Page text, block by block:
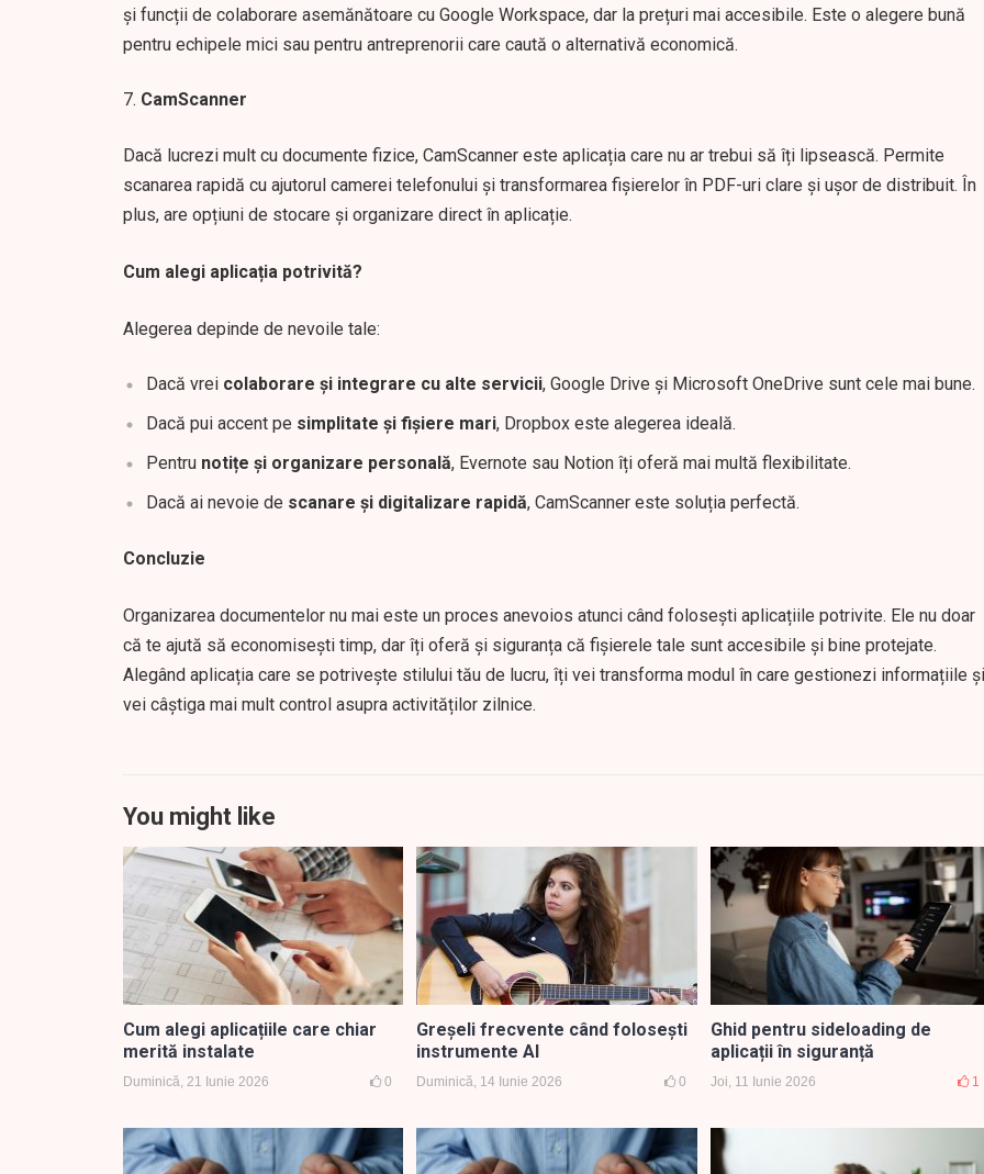
și funcții de colaborare asemănătoare cu Google Workspace, dar la prețuri mai accesibile. Este o alegere bună
pentru echipele mici sau pentru antreprenorii care caută o alternativă economică.
CamScanner
Dacă lucrezi mult cu documente fizice, CamScanner este aplicația care nu ar trebui să îți lipsească. Permite
scanarea rapidă cu ajutorul camerei telefonului și transformarea fișierelor în PDF-uri clare și ușor de distribuit. În
plus, are opțiuni de stocare și organizare direct în aplicație.
Cum alegi aplicația potrivită?
Alegerea depinde de nevoile tale:
Dacă vrei colaborare și integrare cu alte servicii, Google Drive și Microsoft OneDrive sunt cele mai bune.
Dacă pui accent pe simplitate și fișiere mari, Dropbox este alegerea ideală.
Pentru notițe și organizare personală, Evernote sau Notion îți oferă mai multă flexibilitate.
Dacă ai nevoie de scanare și digitalizare rapidă, CamScanner este soluția perfectă.
Concluzie
Organizarea documentelor nu mai este un proces anevoios atunci când folosești aplicațiile potrivite. Ele nu doar
că te ajută să economisești timp, dar îți oferă și siguranța că fișierele tale sunt accesibile și bine protejate.
Alegând aplicația care se potrivește stilului tău de lucru, îți vei transforma modul în care gestionezi informațiile și
vei câștiga mai mult control asupra activităților zilnice.
You might like
Cum alegi aplicațiile care chiar
merită instalate
Duminică, 21 Iunie 2026 0
Greșeli frecvente când folosești
instrumente AI
Duminică, 14 Iunie 2026 0
Ghid pentru sideloading de
aplicații în siguranță
Joi, 11 Iunie 2026 1